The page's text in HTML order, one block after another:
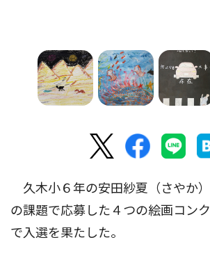
久木小６年の安田紗夏（さやか
の課題で応募した４つの絵画コン
で入選を果たした。